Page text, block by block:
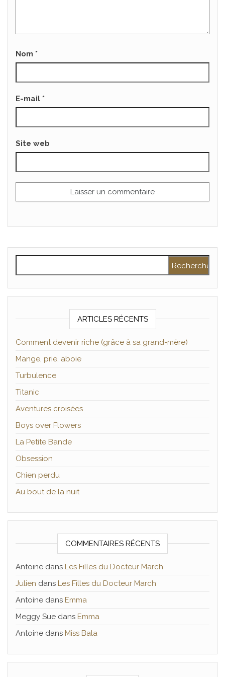
Nom *
E-mail *
Site web
ARTICLES RÉCENTS
Comment devenir riche (grâce à sa grand-mère)
Mange, prie, aboie
Turbulence
Titanic
Aventures croisées
Boys over Flowers
La Petite Bande
Obsession
Chien perdu
Au bout de la nuit
COMMENTAIRES RÉCENTS
Antoine dans Les Filles du Docteur March
Julien dans Les Filles du Docteur March
Antoine dans Emma
Meggy Sue dans Emma
Antoine dans Miss Bala